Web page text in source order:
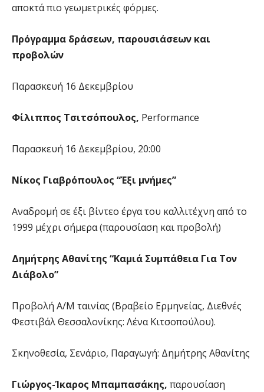
αποκτά πιο γεωμετρικές φόρμες.
Πρόγραμμα δράσεων, παρουσιάσεων και
προβολών
Παρασκευή 16 Δεκεμβρίου
Φίλιππος Τσιτσόπουλος, Performance
Παρασκευή 16 Δεκεμβρίου, 20:00
Νίκος Γιαβρόπουλος “Έξι μνήμες”
Αναδρομή σε έξι βίντεο έργα του καλλιτέχνη από το
1999 μέχρι σήμερα (παρουσίαση και προβολή)
Δημήτρης Αθανίτης “Καμιά Συμπάθεια Για Τον
Διάβολο”
Προβολή Α/Μ ταινίας (Βραβείο Ερμηνείας, Διεθνές
Φεστιβάλ Θεσσαλονίκης: Λένα Κιτσοπούλου).
Σκηνοθεσία, Σενάριο, Παραγωγή: Δημήτρης Αθανίτης
Γιώργος-Ίκαρος Μπαμπασάκης, παρουσίαση